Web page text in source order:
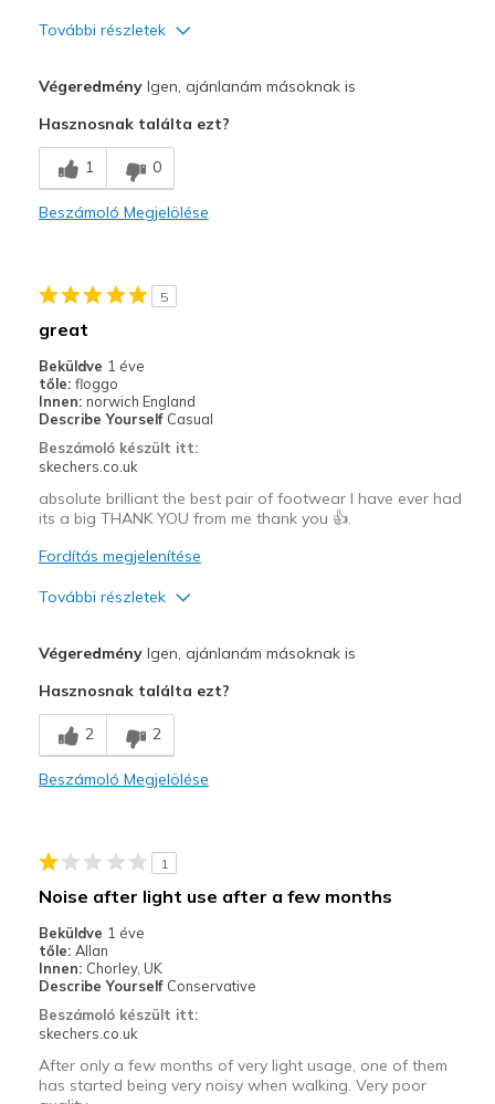
További részletek
Sizing
Feels true to size
View On Shoes
Shoes are for Wearing
VégeredményIgen, ajánlanám másoknak is
Hasznosnak találta ezt?
1 0
Beszámoló Megjelölése
5
great
Beküldve 1 éve
tőle: floggo
Innen: norwich England
Describe Yourself Casual
Beszámoló készült itt:
skechers.co.uk
absolute brilliant the best pair of footwear I have ever had
its a big THANK YOU from me thank you 👍.
Fordítás megjelenítése
További részletek
Breathe Well
Comfortable
Legjobb használat
Travel
Width
Feels true to width
Sizing
View On Shoes
I'm Really Into Shoes
VégeredményIgen, ajánlanám másoknak is
Hasznosnak találta ezt?
2 2
Beszámoló Megjelölése
1
Noise after light use after a few months
Beküldve 1 éve
tőle: Allan
Innen: Chorley, UK
Describe Yourself Conservative
Beszámoló készült itt:
skechers.co.uk
After only a few months of very light usage, one of them
has started being very noisy when walking. Very poor